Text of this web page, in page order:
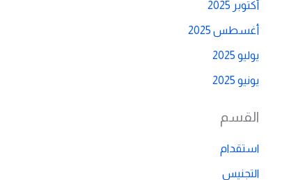
أكتوبر 2025
أغسطس 2025
يوليو 2025
يونيو 2025
القسم
استقدام
التجنيس